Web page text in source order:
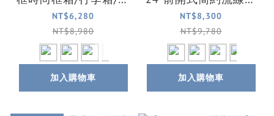
行箱/登機箱(5色可選)
NT$6,280
NT$8,980
加入購物車
箱/行李箱/旅行箱(4色
可選)
NT$8,300
NT$9,780
加入購物車